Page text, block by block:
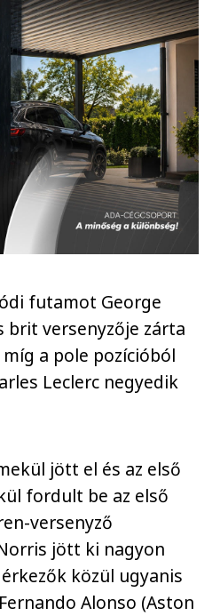
futamot George
brit versenyzője zárta
a pole pozícióból
Leclerc negyedik
jött el és az első
fordult be az első
versenyző
jött ki nagyon
közül ugyanis
Alonso (Aston